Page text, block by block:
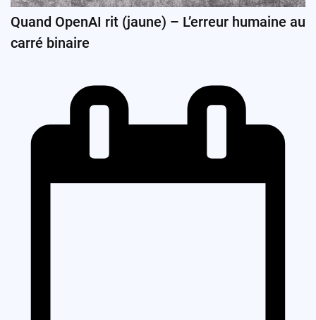
Quand OpenAI rit (jaune) – L’erreur humaine au
carré binaire